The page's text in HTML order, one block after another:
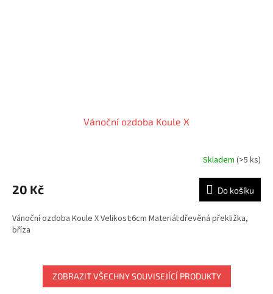
Vánoční ozdoba Koule X
Skladem (>5 ks)
20 Kč Do košíku
Vánoční ozdoba Koule X Velikost:6cm Materiál:dřevěná překližka,
bříza
ZOBRAZIT VŠECHNY SOUVISEJÍCÍ PRODUKTY